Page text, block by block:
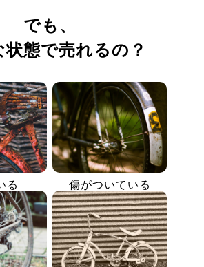
でも、
状態で売れるの？
る 傷がついている